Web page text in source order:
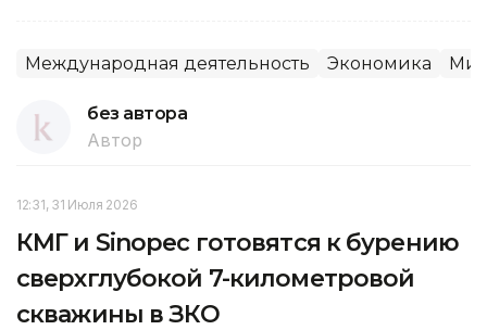
Международная деятельность Экономика
без автора
Автор
12:31, 31 Июля 2026
КМГ и Sinopec готовятся к бурению
сверхглубокой 7-километровой
скважины в ЗКО